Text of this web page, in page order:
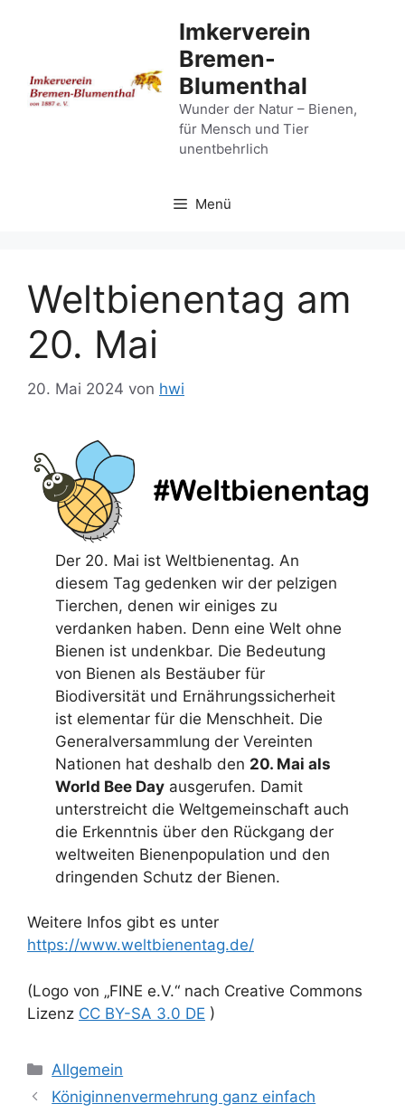
Imkerverein
Bremen-
Blumenthal
Wunder der Natur – Bienen,
für Mensch und Tier
unentbehrlich
Menü
Weltbienentag am
20. Mai
20. Mai 2024 von hwi
Der 20. Mai ist Weltbienentag. An
diesem Tag gedenken wir der pelzigen
Tierchen, denen wir einiges zu
verdanken haben. Denn eine Welt ohne
Bienen ist undenkbar. Die Bedeutung
von Bienen als Bestäuber für
Biodiversität und Ernährungssicherheit
ist elementar für die Menschheit. Die
Generalversammlung der Vereinten
Nationen hat deshalb den 20. Mai als
World Bee Day ausgerufen. Damit
unterstreicht die Weltgemeinschaft auch
die Erkenntnis über den Rückgang der
weltweiten Bienenpopulation und den
dringenden Schutz der Bienen.
Weitere Infos gibt es unter
https://www.weltbienentag.de/
(Logo von „FINE e.V.“ nach Creative Commons
Lizenz CC BY-SA 3.0 DE )
Kategorien
Allgemein
Königinnenvermehrung ganz einfach